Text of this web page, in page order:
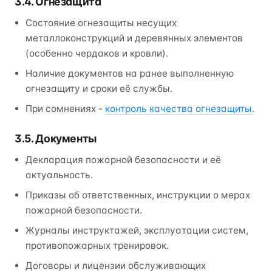
Состояние огнезащиты несущих
металлоконструкций и деревянных элементов
(особенно чердаков и кровли).
Наличие документов на ранее выполненную
огнезащиту и сроки её службы.
При сомнениях - контроль качества огнезащиты.
3.5. Документы
Декларация пожарной безопасности и её
актуальность.
Приказы об ответственных, инструкции о мерах
пожарной безопасности.
Журналы инструктажей, эксплуатации систем,
противопожарных тренировок.
Договоры и лицензии обслуживающих